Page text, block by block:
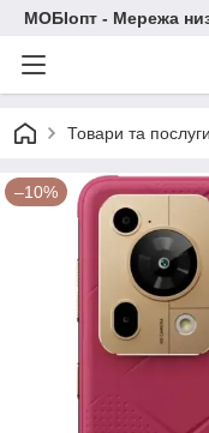
МОБІопт - Мережа
Товари та послуги
–10%